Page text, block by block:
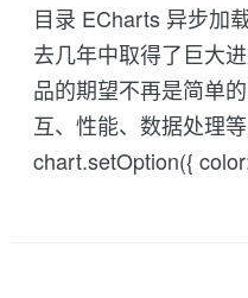
目录 ECharts 异步加
去几年中取得了巨大
品的期望不再是简单
互、性能、数据处理
chart.setOption({